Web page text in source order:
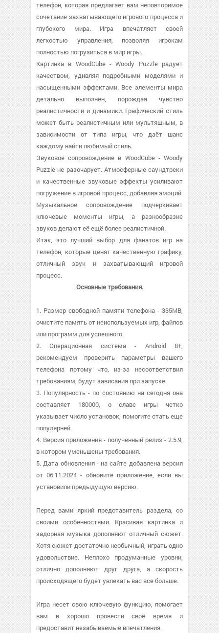
телефон, которая предлагает вам неповторимое
сочетание захватывающего игрового процесса и
глубокого мира. Игра впечатляет своей
легкостью управления, позволяя игрокам
полностью погрузиться в мир игры.
Картинка в WoodCube - Woody Puzzle радует
качеством, удивляя подробными моделями и
насыщенными эффектами. Все элементы мира
детально выполнен, порождая чувство
реалистичности и динамики. Графический стиль
может быть реалистичным или мультяшным, в
зависимости от типа игры, что даёт шанс
каждому найти любимый стиль.
Звуковое сопровождение в WoodCube - Woody
Puzzle не разочарует. Атмосферные саундтреки
и качественные звуковые эффекты усиливают
погружение в игровой процесс, добавляя эмоций.
Музыкальное сопровождение подчеркивает
ключевые моменты игры, а разнообразие
звуков делают её ещё более реалистичной.
Итак, это лучший выбор для фанатов игр на
телефон, которые ценят качественную графику,
отличный звук и захватывающий игровой
процесс.
Основные требования.
1. Размер свободной памяти телефона - 335MB,
очистите память от неиспользуемых игр, файлов
или программ для успешного.
2. Операционная система - Android 8+,
рекомендуем проверить параметры вашего
телефона потому что, из-за несоответствия
требованиям, будут зависания при запуске.
3. Популярность - по состоянию на сегодня она
составляет 180000, о cлаве игры четко
указывает число установок, помогите стать еще
популярней.
4. Версия приложения - полученный релиз - 2.5.9,
в котором уменьшены требования.
5. Дата обновления - на сайте добавлена версия
от 06.11.2024 - обновите приложение, если вы
установили предыдущую версию.
Перед вами яркий представитель раздела, со
своими особенностями. Красивая картинка и
задорная музыка дополняют отличный сюжет.
Хотя сюжет достаточно необычный, играть одно
удовольствие. Неплохо продуманные уровни,
отлично дополняют друг друга, а скорость
происходящего будет увлекать вас все больше.
Игра несет свою ключевую функцию, помогает
вам в хорошо провести своё время и
предоставит незабываемые впечатления.